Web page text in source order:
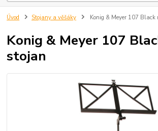
Úvod Stojany a věšáky Konig & Meyer 107 Black
Konig & Meyer 107
stojan